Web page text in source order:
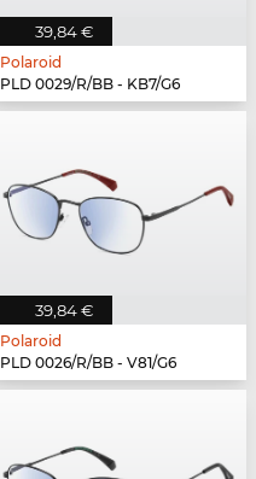
39,84 €
Polaroid
PLD 0029/R/BB - KB7/G6
39,84 €
Polaroid
PLD 0026/R/BB - V81/G6